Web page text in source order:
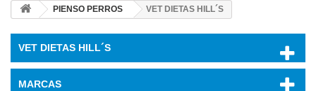
PIENSO PERROS VET DIETAS HILL´S
VET DIETAS HILL´S
MARCAS